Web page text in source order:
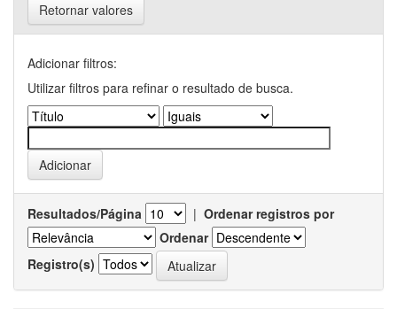
Retornar valores
Adicionar filtros:
Utilizar filtros para refinar o resultado de busca.
Resultados/Página | Ordenar registros por
Ordenar
Registro(s)